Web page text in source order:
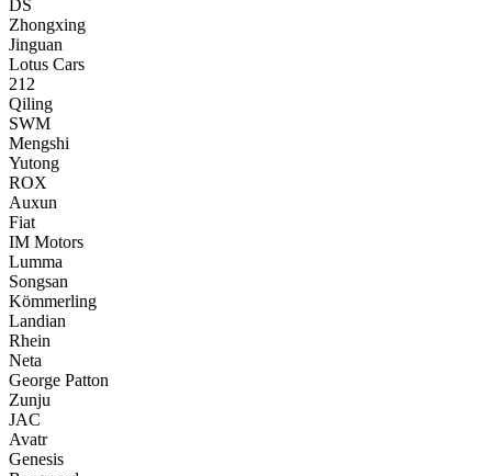
DS
Zhongxing
Jinguan
Lotus Cars
212
Qiling
SWM
Mengshi
Yutong
ROX
Auxun
Fiat
IM Motors
Lumma
Songsan
Kömmerling
Landian
Rhein
Neta
George Patton
Zunju
JAC
Avatr
Genesis